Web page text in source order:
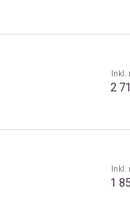
Inkl.
2
Inkl.
1